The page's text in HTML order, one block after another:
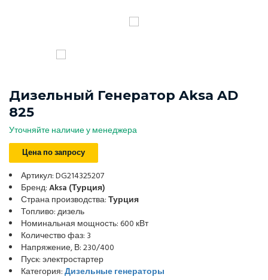
Дизельный Генератор Aksa AD
825
Уточняйте наличие у менеджера
Цена по запросу
Артикул: DG214325207
Бренд:Aksa (Турция)
Страна производства:Турция
Топливо: дизель
Номинальная мощность: 600 кВт
Количество фаз: 3
Напряжение, В: 230/400
Пуск: электростартер
Категория:Дизельные генераторы